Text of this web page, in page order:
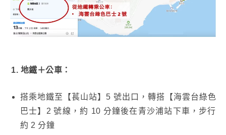
1. 地鐵＋公車：
搭乘地鐵至【萇山站】5 號出口，轉搭【海雲台綠色
巴士】2 號線，約 10 分鐘後在青沙浦站下車，步行
約 2 分鐘